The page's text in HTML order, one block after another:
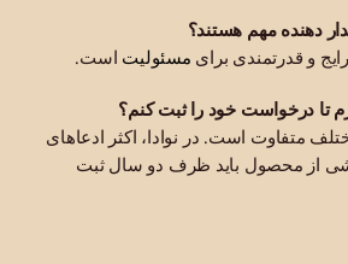
دهنده مهم هستند؟
و قدرتمندی برای مسئولیت است.
درخواست خود را ثبت کنم؟
متفاوت است. در نوادا، اکثر ادعاهای
از محصول باید ظرف دو سال ثبت